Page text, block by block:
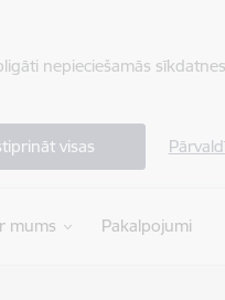
nepieciešamās
visas
mums Pakalpojumi